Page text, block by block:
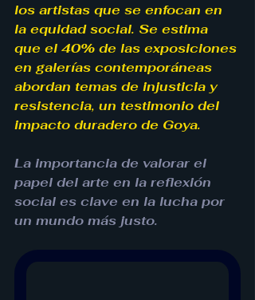
los artistas que se enfocan en
la equidad social. Se estima
que el 40% de las exposiciones
en galerías contemporáneas
abordan temas de injusticia y
resistencia, un testimonio del
impacto duradero de Goya.
La importancia de valorar el
papel del arte en la reflexión
social es clave en la lucha por
un mundo más justo.